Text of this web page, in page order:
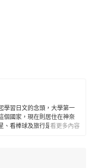
學習日文的念頭，大學第一
個國家，現在則居住在神奈
、看棒球及旅行是人生三大
看更多內容